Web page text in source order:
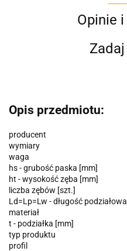
Opinie
Opis przedmiotu:
producent
wymiary
waga
hs - grubość paska [mm]
ht - wysokość zęba [mm]
liczba zębów [szt.]
Ld=Lp=Lw - długość
materiał
t - podziałka [mm]
typ produktu
profil